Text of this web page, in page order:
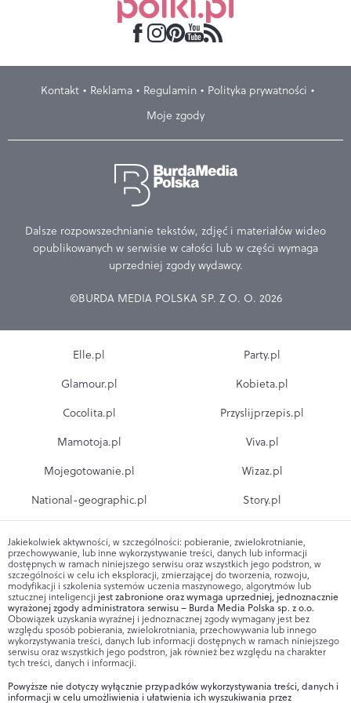
Kontakt Reklama Regulamin
Polityka prywatności
Moje zgody
Dalsze rozpowszechnianie tekstów, zdjęć i materiałów wideo
opublikowanych w serwisie w całości lub w części wymaga
uprzedniej zgody wydawcy.
©BURDA MEDIA POLSKA SP. Z O. O. 2026
Elle.pl
Glamour.pl
Cocolita.pl
Mamotoja.pl
Mojegotowanie.pl
National-geographic.pl
Party.pl
Kobieta.pl
Przyslijprzepis.pl
Viva.pl
Wizaz.pl
Story.pl
Jakiekolwiek aktywności, w szczególności: pobieranie, zwielokrotnianie,
przechowywanie, lub inne wykorzystywanie treści, danych lub informacji
dostępnych w ramach niniejszego serwisu oraz wszystkich jego podstron, w
szczególności w celu ich eksploracji, zmierzającej do tworzenia, rozwoju,
modyfikacji i szkolenia systemów uczenia maszynowego, algorytmów lub
sztucznej inteligencji jest zabronione oraz wymaga uprzedniej, jednoznacznie
wyrażonej zgody administratora serwisu – Burda Media Polska sp. z o.o.
Obowiązek uzyskania wyraźnej i jednoznacznej zgody wymagany jest bez
względu sposób pobierania, zwielokrotniania, przechowywania lub innego
wykorzystywania treści, danych lub informacji dostępnych w ramach niniejszego
serwisu oraz wszystkich jego podstron, jak również bez względu na charakter
tych treści, danych i informacji.
Powyższe nie dotyczy wyłącznie przypadków wykorzystywania treści, danych i
informacji w celu umożliwienia i ułatwienia ich wyszukiwania przez